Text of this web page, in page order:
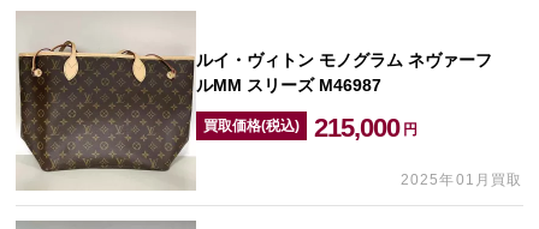
ルイ・ヴィトン モノグラム ネヴァーフ
ルMM スリーズ M46987
買取価格(税込) 215,000 円
2025年01月買取